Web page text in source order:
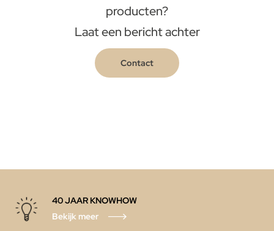
producten?
Laat een bericht achter
Contact
40 JAAR KNOWHOW
Bekijk meer